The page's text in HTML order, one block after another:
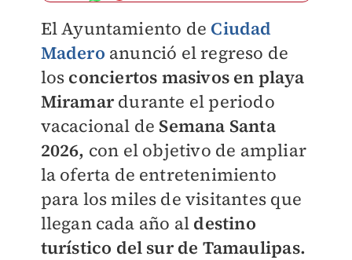
El Ayuntamiento de Ciudad
Madero anunció el regreso de
los conciertos masivos en playa
Miramardurante el periodo
vacacional de Semana Santa
2026, con el objetivo de ampliar
la oferta de entretenimiento
para los miles de visitantes que
llegan cada año al destino
turístico del sur de Tamaulipas.